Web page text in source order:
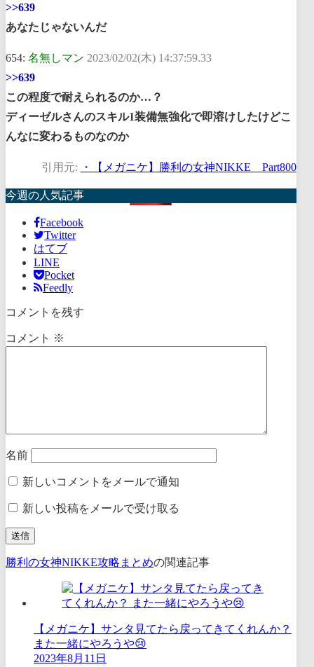
>>639
あなたじゃないんだ
654: 名無しマン 2023/02/02(木) 14:37:59.33
>>639
この程度で耐えられるのか…？
ディーゼルさんのスキル1装備無強化で即溶けしたけどこ
んなに変わるものなのか
引用元: ・【メガニケ】勝利の女神NIKKE Part800
今週の人気記事
Facebook
Twitter
はてブ
LINE
Pocket
Feedly
コメントを残す
コメント ※
名前
新しいコメントをメールで通知
新しい投稿をメールで受け取る
勝利の女神NIKKE攻略まとめの関連記事
【メガニケ】サンタ見てたら戻ってきてくれんか？
また一緒にやろうや😢
2023年8月11日